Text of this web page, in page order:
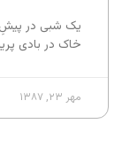
یک شبی در
خاک در بادی
مهر ۲۳, ۱۳۸۷